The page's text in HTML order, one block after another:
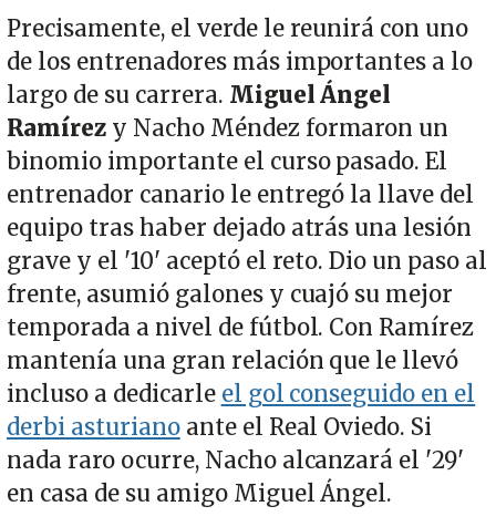
Precisamente, el verde le reunirá con uno
de los entrenadores más importantes a lo
largo de su carrera. Miguel Ángel
Ramírez y Nacho Méndez formaron un
binomio importante el curso pasado. El
entrenador canario le entregó la llave del
equipo tras haber dejado atrás una lesión
grave y el '10' aceptó el reto. Dio un paso al
frente, asumió galones y cuajó su mejor
temporada a nivel de fútbol. Con Ramírez
mantenía una gran relación que le llevó
incluso a dedicarle el gol conseguido en el
derbi asturianoante el Real Oviedo. Si
nada raro ocurre, Nacho alcanzará el '29'
en casa de su amigo Miguel Ángel.